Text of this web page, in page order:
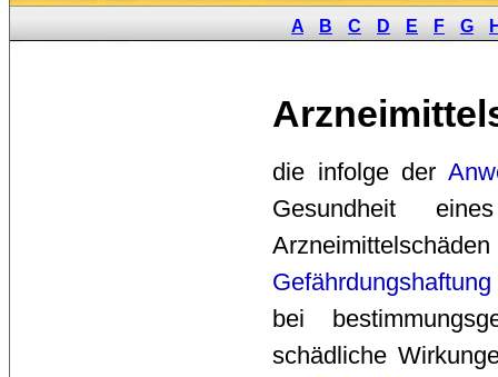
A B C D E F G
die infolge der
Gesundheit
Gefährdungshaftung
bei
schädliche